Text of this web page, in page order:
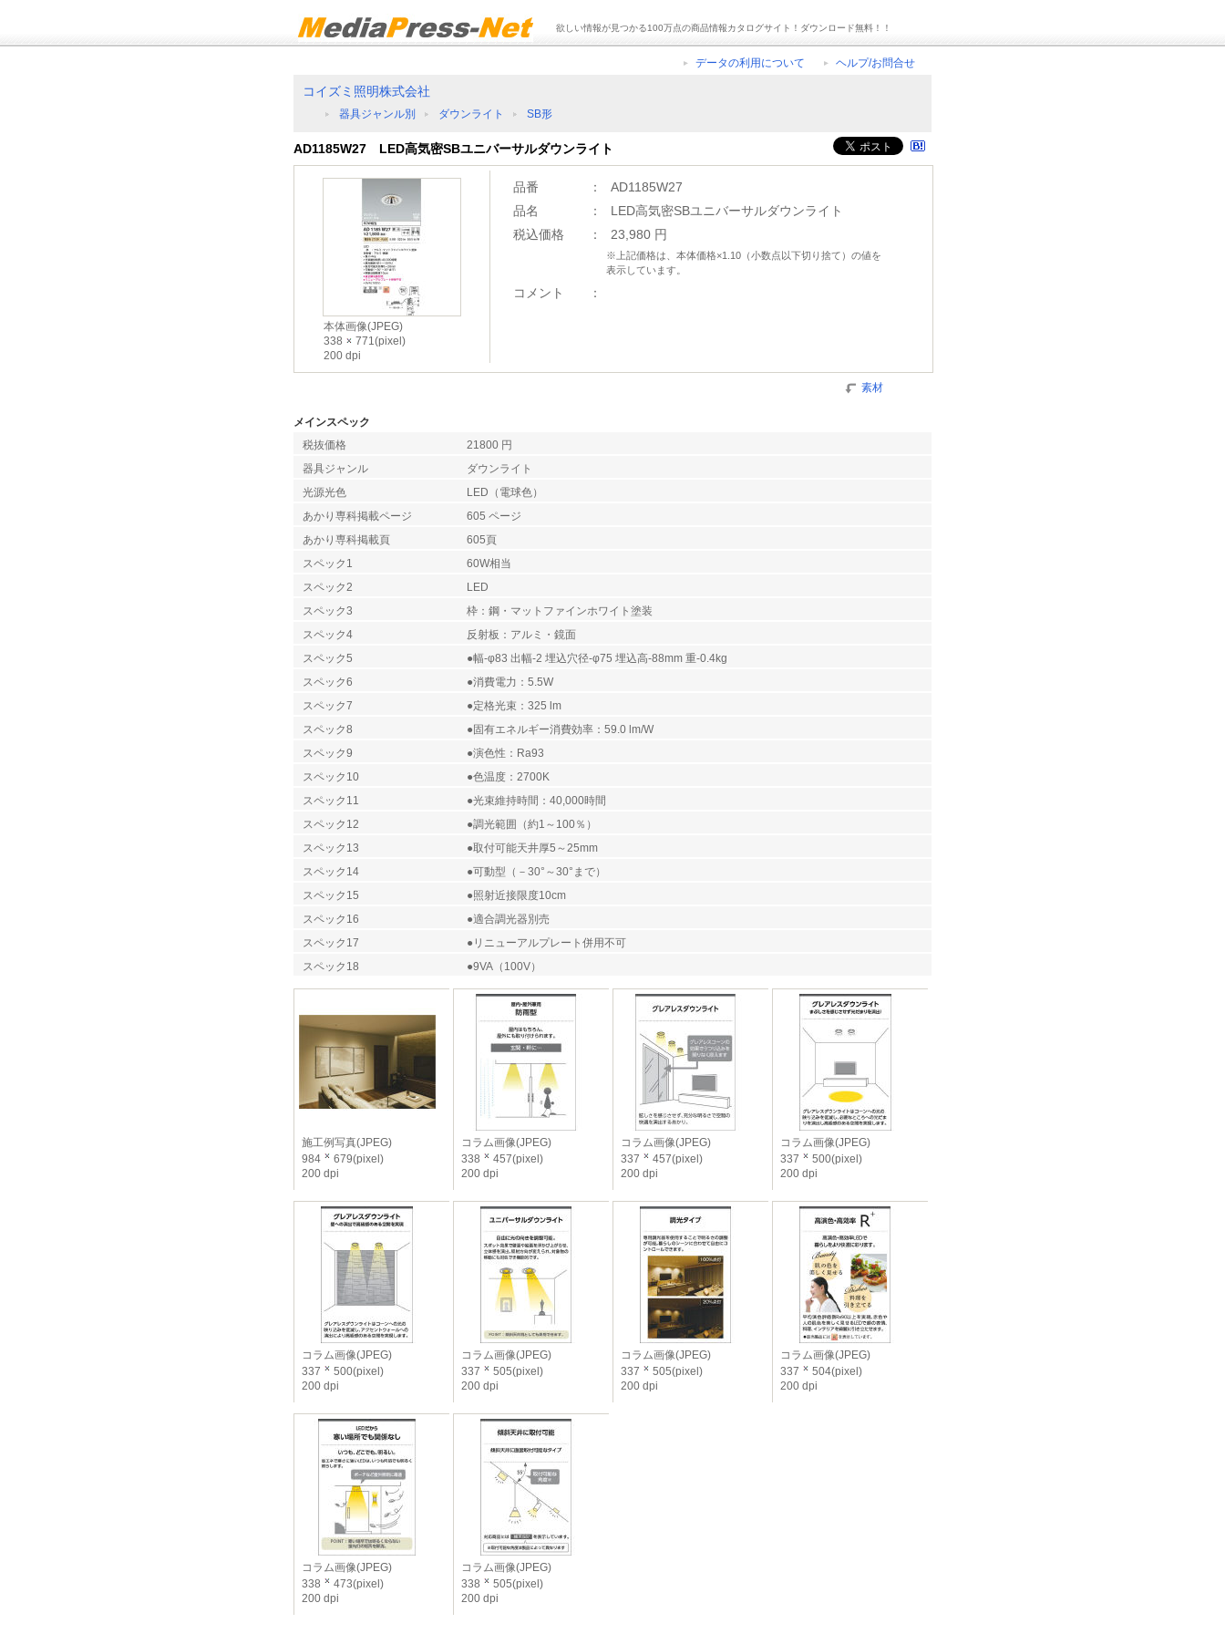
欲しい情報が見つかる100万点の商品情報カタログサイト！ダウンロード無料！！
データの利用について ヘルプ/お問合せ
コイズミ照明株式会社
器具ジャンル別 ダウンライト SB形
AD1185W27 LED高気密SBユニバーサルダウンライト
本体画像(JPEG)
338
771(pixel)
200 dpi
品番 ：
AD1185W27
品名
：
LED高気密SBユニバーサルダウンライト
税込価格
： 23,980 円
※上記価格は、本体価格×1.10（小数点以下切り捨て）の値を
表示しています。
コメント ：
素材
メインスペック
税抜価格
21800 円
器具ジャンル
ダウンライト
光源光色
LED（電球色）
あかり専科掲載ページ
605 ページ
あかり専科掲載頁
605頁
スペック1
60W相当
スペック2
LED
スペック3
枠：鋼・マットファインホワイト塗装
スペック4
反射板：アルミ・鏡面
スペック5
●幅-φ83 出幅-2 埋込穴径-φ75 埋込高-88mm 重-0.4kg
スペック6
●消費電力：5.5W
スペック7
●定格光束：325 lm
スペック8
●固有エネルギー消費効率：59.0 lm/W
スペック9
●演色性：Ra93
スペック10
●色温度：2700K
スペック11
●光束維持時間：40,000時間
スペック12
●調光範囲（約1～100％）
スペック13
●取付可能天井厚5～25mm
スペック14
●可動型（－30°～30°まで）
スペック15
●照射近接限度10cm
スペック16
●適合調光器別売
スペック17
●リニューアルプレート併用不可
スペック18
●9VA（100V）
施工例写真(JPEG)
984
679(pixel)
200 dpi
コラム画像(JPEG)
338
457(pixel)
200 dpi
コラム画像(JPEG)
337
457(pixel)
200 dpi
コラム画像(JPEG)
337
500(pixel)
200 dpi
コラム画像(JPEG)
337
500(pixel)
200 dpi
コラム画像(JPEG)
337
505(pixel)
200 dpi
コラム画像(JPEG)
337
505(pixel)
200 dpi
コラム画像(JPEG)
337
504(pixel)
200 dpi
コラム画像(JPEG)
338
473(pixel)
200 dpi
コラム画像(JPEG)
338
505(pixel)
200 dpi